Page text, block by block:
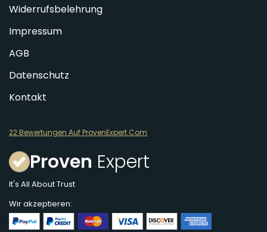
Widerrufsbelehrung
Impressum
AGB
Datenschutz
Kontakt
22 Bewertungen Auf ProvenExpert.Com
Proven Expert
It's All About Trust
Wir akzeptieren: